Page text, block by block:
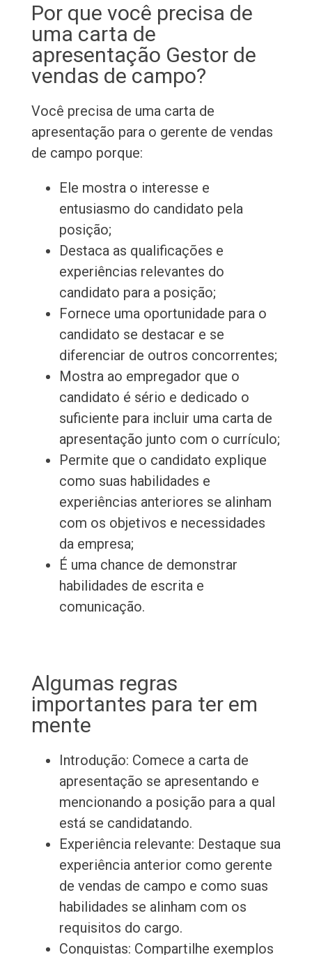
Por que você precisa de
uma carta de
apresentação Gestor de
vendas de campo?
Você precisa de uma carta de
apresentação para o gerente de vendas
de campo porque:
Ele mostra o interesse e
entusiasmo do candidato pela
posição;
Destaca as qualificações e
experiências relevantes do
candidato para a posição;
Fornece uma oportunidade para o
candidato se destacar e se
diferenciar de outros concorrentes;
Mostra ao empregador que o
candidato é sério e dedicado o
suficiente para incluir uma carta de
apresentação junto com o currículo;
Permite que o candidato explique
como suas habilidades e
experiências anteriores se alinham
com os objetivos e necessidades
da empresa;
É uma chance de demonstrar
habilidades de escrita e
comunicação.
Algumas regras
importantes para ter em
mente
Introdução: Comece a carta de
apresentação se apresentando e
mencionando a posição para a qual
está se candidatando.
Experiência relevante: Destaque sua
experiência anterior como gerente
de vendas de campo e como suas
habilidades se alinham com os
requisitos do cargo.
Conquistas: Compartilhe exemplos